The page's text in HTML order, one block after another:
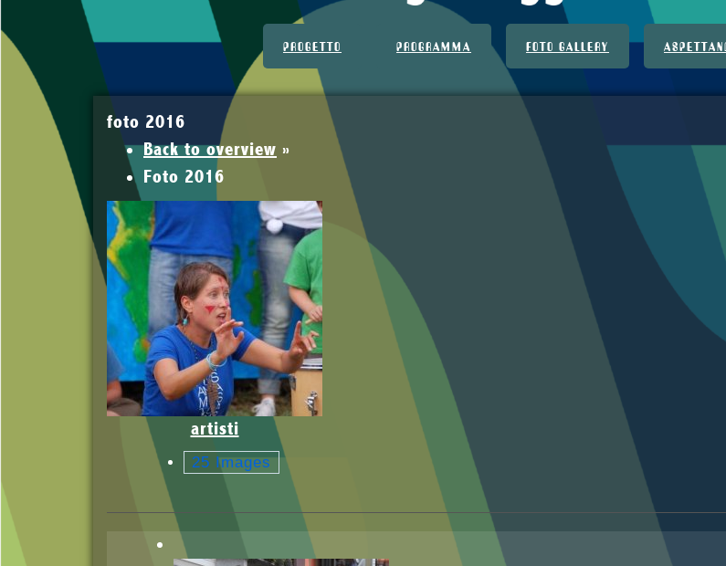
PROGETTO PROGRAMMA FOTO GALLERY
foto 2016
Back to overview »
Foto 2016
artisti
25 Images